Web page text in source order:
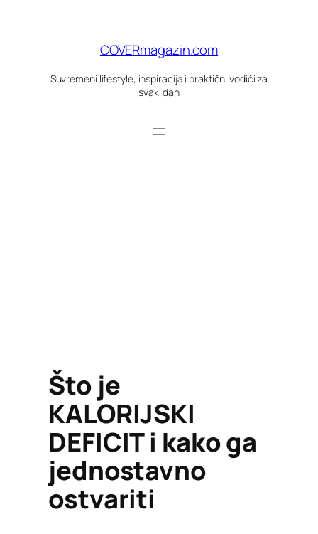
COVERmagazin.com
Suvremeni lifestyle, inspiracija i praktični vodiči za
svaki dan
Što je
KALORIJSKI
DEFICIT i kako ga
jednostavno
ostvariti